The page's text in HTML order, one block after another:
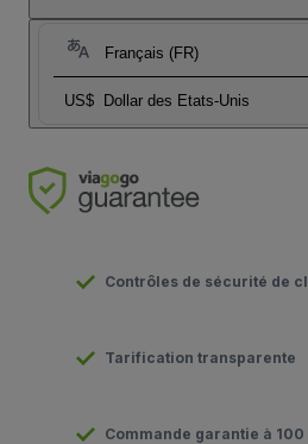
Français (FR)
US$ Dollar des Etats-Unis
Contrôles de sécurité de
Tarification transparente
Commande garantie à 100